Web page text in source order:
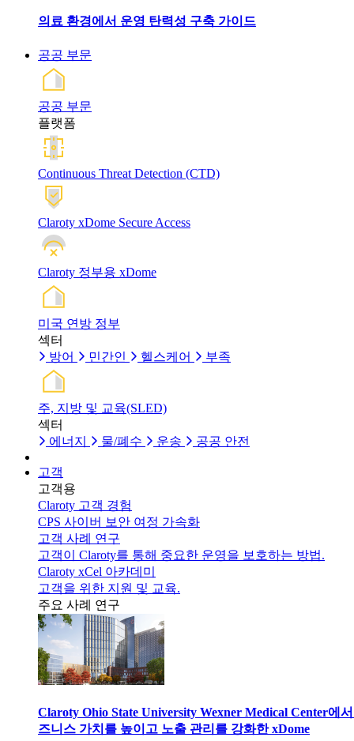
의료 환경에서 운영 탄력성 구축 가이드
공공 부문
공공 부문
플랫폼
Continuous Threat Detection (CTD)
Claroty xDome Secure Access
Claroty 정부용 xDome
미국 연방 정부
섹터
방어
민간인 헬스케어 부족
주, 지방 및 교육(SLED)
섹터
에너지
물/폐수 운송 공공 안전
고객
고객용
Claroty 고객 경험
CPS 사이버 보안 여정 가속화
고객 사례 연구
고객이 Claroty를 통해 중요한 운영을 보호하는 방법.
Claroty xCel 아카데미
고객을 위한 지원 및 교육.
주요 사례 연구
Claroty Ohio State University Wexner Medical Center에
즈니스 가치를 높이고 노출 관리를 강화한 xDome